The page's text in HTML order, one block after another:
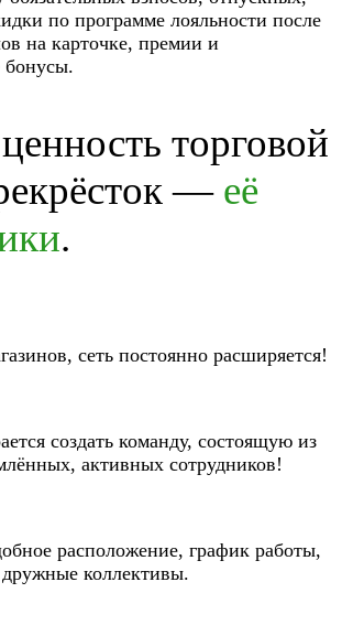
по программе лояльности после
на карточке, премии и
бонусы.
торговой
— её
.
сеть постоянно расширяется!
создать команду, состоящую из
активных сотрудников!
расположение, график работы,
дружные коллективы.